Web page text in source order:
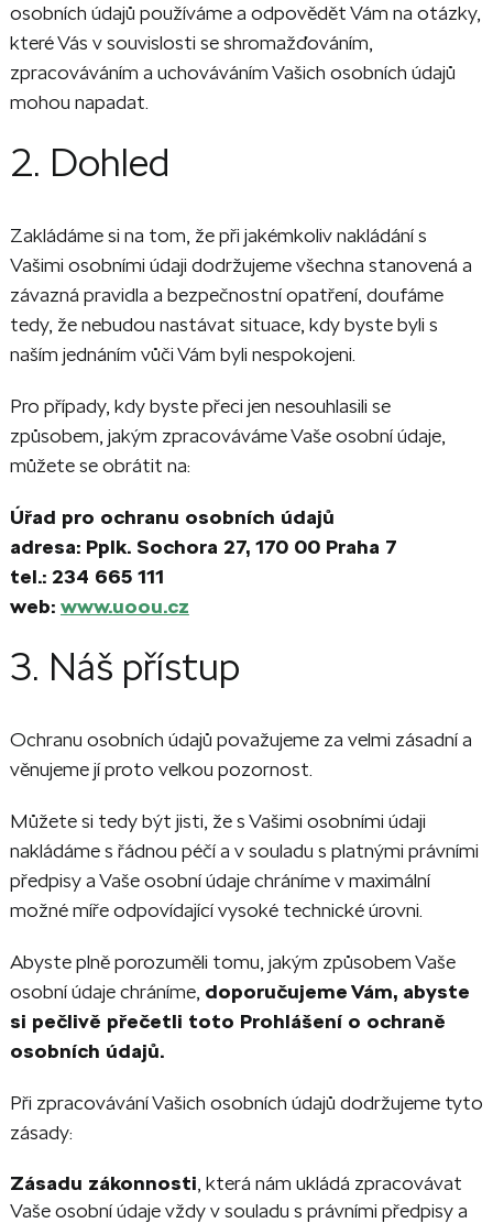
osobních údajů používáme a odpovědět Vám na otázky,
které Vás v souvislosti se shromažďováním,
zpracováváním a uchováváním Vašich osobních údajů
mohou napadat.
2. Dohled
Zakládáme si na tom, že při jakémkoliv nakládání s
Vašimi osobními údaji dodržujeme všechna stanovená a
závazná pravidla a bezpečnostní opatření, doufáme
tedy, že nebudou nastávat situace, kdy byste byli s
naším jednáním vůči Vám byli nespokojeni.
Pro případy, kdy byste přeci jen nesouhlasili se
způsobem, jakým zpracováváme Vaše osobní údaje,
můžete se obrátit na:
Úřad pro ochranu osobních údajů
adresa: Pplk. Sochora 27, 170 00 Praha 7
tel.: 234 665 111
web: www.uoou.cz
3. Náš přístup
Ochranu osobních údajů považujeme za velmi zásadní a
věnujeme jí proto velkou pozornost.
Můžete si tedy být jisti, že s Vašimi osobními údaji
nakládáme s řádnou péčí a v souladu s platnými právními
předpisy a Vaše osobní údaje chráníme v maximální
možné míře odpovídající vysoké technické úrovni.
Abyste plně porozuměli tomu, jakým způsobem Vaše
osobní údaje chráníme, doporučujeme Vám, abyste
si pečlivě přečetli toto Prohlášení o ochraně
osobních údajů.
Při zpracovávání Vašich osobních údajů dodržujeme tyto
zásady:
Zásadu zákonnosti, která nám ukládá zpracovávat
Vaše osobní údaje vždy v souladu s právními předpisy a